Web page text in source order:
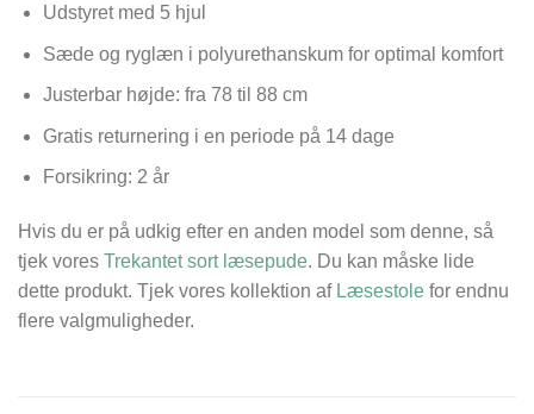
Udstyret med 5 hjul
Sæde og ryglæn i polyurethanskum for optimal komfort
Justerbar højde: fra 78 til 88 cm
Gratis returnering i en periode på 14 dage
Forsikring: 2 år
Hvis du er på udkig efter en anden model som denne, så
tjek vores Trekantet sort læsepude. Du kan måske lide
dette produkt. Tjek vores kollektion af Læsestole for endnu
flere valgmuligheder.